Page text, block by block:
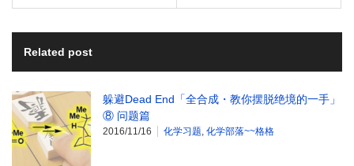
Related post
躲避Dead End「全合成・教你摆脱绝境的一手」
⑧ 问题篇
2016/11/16 化学习题 化学部落~~格格